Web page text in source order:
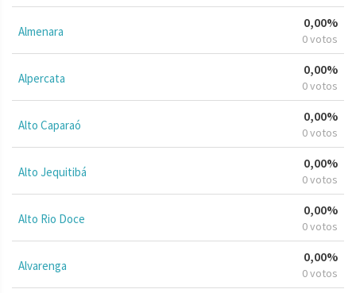
Almenara
0,00%
0 votos
Alpercata
0,00%
0 votos
Alto Caparaó
0,00%
0 votos
Alto Jequitibá
0,00%
0 votos
Alto Rio Doce
0,00%
0 votos
Alvarenga
0,00%
0 votos